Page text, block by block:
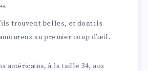
trouvent belles, et dont ils
au premier coup d’œil.
américains, à la taille 34, aux